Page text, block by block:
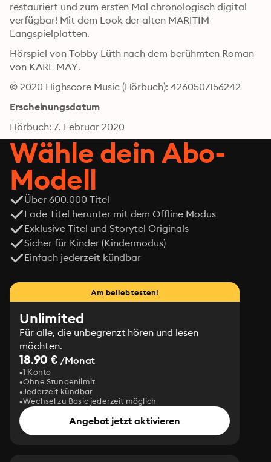
restauriert und zum ersten Mal chronologisch digital
verfügbar! Mit dem Look der alten MARITIM-
Hörspiel von Tobby Lüth nach dem berühmten Roman
von KARL MAY.
© 2020 Highscore Music (Hörbuch): 4260507156242
Erscheinungsdatum
Hörbuch: 7. Februar 2020
Wähle dein Abo-
Modell
Über 600.000 Titel
Lade Titel herunter mit dem Offline Modus
Exklusive Titel und Storytel Originals
Sicher für Kinder (Kindermodus)
Einfach jederzeit kündbar
Am beliebtesten!
Unlimited
Für alle, die unbegrenzt hören und lesen
möchten.
18.90 € /Monat
1 Konto
Ohne Stundenlimit
Jederzeit kündbar
Wechsel zu Basic jederzeit möglich
Angebot jetzt aktivieren